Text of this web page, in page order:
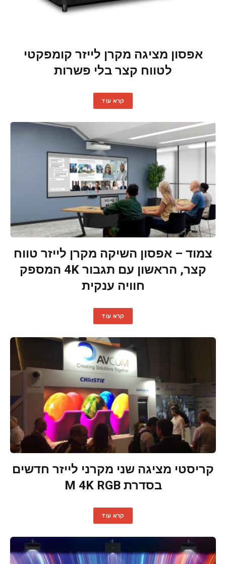
אפסון מציגה מקרן לייזר קומפקטי
לטווח קצר בלי פשרות
קרא עוד
צמוד – אפסון השיקה מקרן לייזר טווח
קצר, הראשון עם תגבור 4K המספק
חוויה ענקית
קרא עוד
קריסטי מציגה שני מקרני לייזר חדשים
בסדרת M 4K RGB
קרא עוד